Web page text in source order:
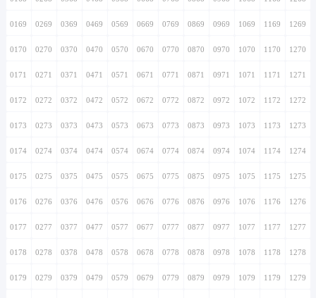
0169 0269 0369 0469 0569 0669 0769 0869 0969 1069 1169 1269
0170 0270 0370 0470 0570 0670 0770 0870 0970 1070 1170 1270
0171 0271 0371 0471 0571 0671 0771 0871 0971 1071 1171 1271
0172 0272 0372 0472 0572 0672 0772 0872 0972 1072 1172 1272
0173 0273 0373 0473 0573 0673 0773 0873 0973 1073 1173 1273
0174 0274 0374 0474 0574 0674 0774 0874 0974 1074 1174 1274
0175 0275 0375 0475 0575 0675 0775 0875 0975 1075 1175 1275
0176 0276 0376 0476 0576 0676 0776 0876 0976 1076 1176 1276
0177 0277 0377 0477 0577 0677 0777 0877 0977 1077 1177 1277
0178 0278 0378 0478 0578 0678 0778 0878 0978 1078 1178 1278
0179 0279 0379 0479 0579 0679 0779 0879 0979 1079 1179 1279